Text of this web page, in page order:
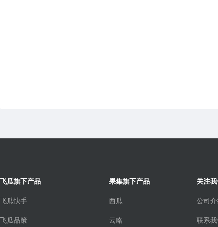
飞瓜旗下产品
飞瓜快手
飞瓜品策
果集旗下产品
西瓜
云略
关注
公司
联系